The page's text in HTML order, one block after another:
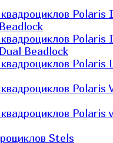
Polaris
Polaris
Beadlock
Polaris
Polaris
Polaris
Stels